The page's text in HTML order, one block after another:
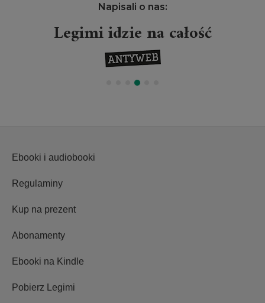
Napisali o nas:
Projekt Legimi wielkim
wydarzeniem